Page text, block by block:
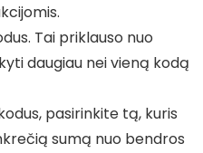
Tai priklauso nuo
daugiau nei vieną kodą
pasirinkite tą, kuris
sumą nuo bendros